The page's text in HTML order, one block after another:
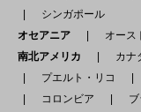
シンガポール
オセアニア
オース
南北アメリカ
カナ
プエルト・リコ
コロンビア
ブ